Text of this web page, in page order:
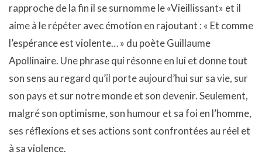
rapproche de la fin il se surnomme le «Vieillissant» et il
aime à le répéter avec émotion en rajoutant : « Et comme
l’espérance est violente… » du poète Guillaume
Apollinaire. Une phrase qui résonne en lui et donne tout
son sens au regard qu’il porte aujourd’hui sur sa vie, sur
son pays et sur notre monde et son devenir. Seulement,
malgré son optimisme, son humour et sa foi en l’homme,
ses réflexions et ses actions sont confrontées au réel et
à sa violence.